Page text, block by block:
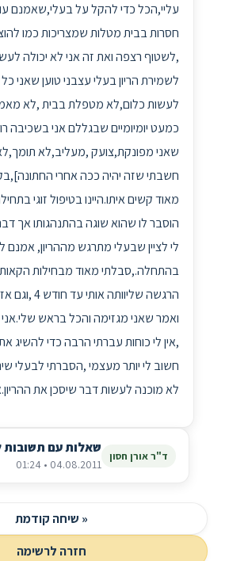
עליי,הכל כדי להקל על בעלי,שאמנם
חסרות בבית מטלות שמצריכות כמו
,לשטוף רצפה ואת זה אני לא יכולה
לשמירת הריון בעלי עצבני טוען שאני
לעשות כלום,לא מטפלת בבית ,לא
כמעט יומיומיים שבגללם אני בשכיבה
שאני מפונקת,צועק ,מעליב,לא
חשבתי שזה יהיה ככה אחרי
מאוד קשים איתו.היינו בטיפול זוגי
הוסבר לו שהוא שוגה בהתנהגותו אך
לי לציין שבעלי מתרגש מההריון, אמנם
בהתחלה.,סבלתי מאוד מבחילות הקאות
הרגשה שליוותה
ואמר שאני מגזימה והכל בראש
,אין לי כוחות עברתי הרבה כדי להשיג
חשוב לי יותר מעצמי ,הסברתי לבעלי
לא מוכנה לעשות דבר שיסכן את
ד"ר אורן חסון שאלות עם תשובות
04.08.2011 • 01:24
« שיחה קודמת
חזרה לרשימה